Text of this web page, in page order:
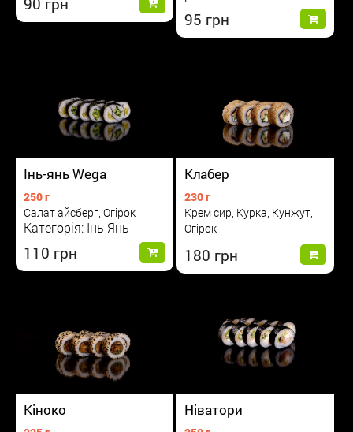
95
Інь-янь Wega
250 г
Салат айсберг, Огірок
Категорія: Інь Янь
110
Клабер
230 г
Крем сир, Курка, Кунжут,
Огірок
180
Кіноко Ніватори